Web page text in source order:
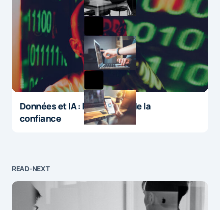
Données et IA : le paradoxe de la
confiance
READ-NEXT